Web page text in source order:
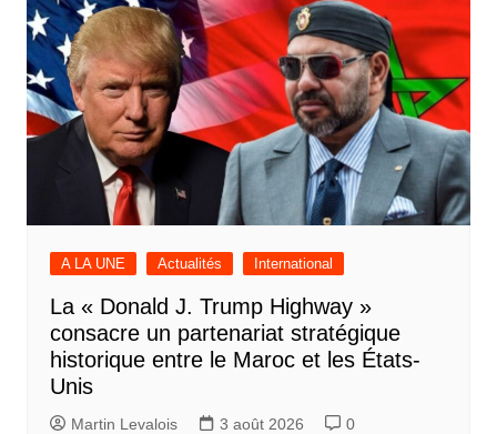
A LA UNE Actualités International
La « Donald J. Trump Highway »
consacre un partenariat stratégique
historique entre le Maroc et les États-
Unis
Martin Levalois 3 août 2026 0